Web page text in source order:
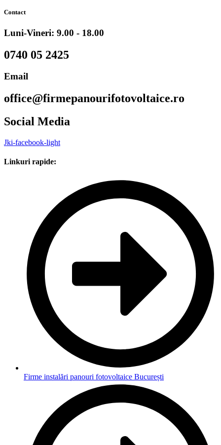
Contact
Luni-Vineri: 9.00 - 18.00
0740 05 2425
Email
office@firmepanourifotovoltaice.ro
Social Media
Jki-facebook-light
Linkuri rapide:
Firme instalări panouri fotovoltaice București